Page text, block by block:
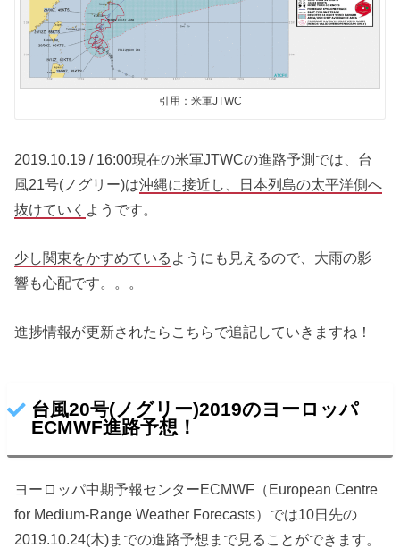
引用：米軍JTWC
2019.10.19 / 16:00現在の米軍JTWCの進路予測では、台
風21号(ノグリー)は沖縄に接近し、日本列島の太平洋側へ
抜けていく ようです。
少し関東をかすめている ようにも見えるので、大雨の影
響も心配です。。。
進捗情報が更新されたらこちらで追記していきますね！
台風20号(ノグリー)2019のヨーロッパ
ECMWF進路予想！
ヨーロッパ中期予報センターECMWF（European Centre
for Medium-Range Weather Forecasts）では10日先の
2019.10.24(木)までの進路予想まで見ることができます。